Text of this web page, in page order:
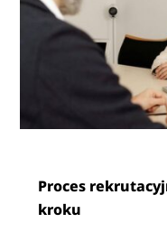
Proces
kroku